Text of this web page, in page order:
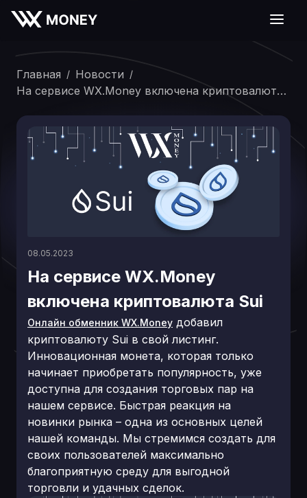
Главная / Новости /
На сервисе WX.Money включена криптовалюта
08.05.2023
На сервисе WX.Money
включена криптовалюта Sui
Онлайн обменник WX.Money добавил
криптовалюту Sui в свой листинг.
Инновационная монета, которая только
начинает приобретать популярность, уже
доступна для создания торговых пар на
нашем сервисе. Быстрая реакция на
новинки рынка – одна из основных целей
нашей команды. Мы стремимся создать для
своих пользователей максимально
благоприятную среду для выгодной
торговли и удачных сделок.